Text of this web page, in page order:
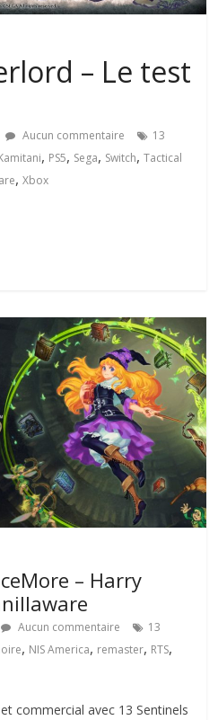
– Le test
Aucun commentaire
13
, PS5, Sega, Switch,Tactical
,Xbox
– Harry
Aucun commentaire
13
, NIS America, remaster, RTS,
commercial avec 13 Sentinels